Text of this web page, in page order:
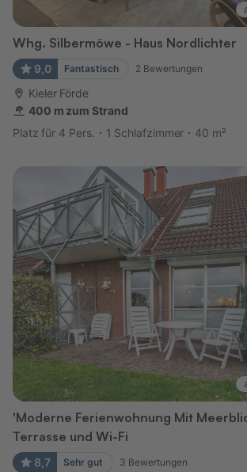
Whg. Silbermöwe - Haus Nordlichter
9,0 Fantastisch 2 Bewertungen
Kieler Förde
400 m zum Strand
Platz für 4 Pers.
1 Schlafzimmer 40 m²
'Moderne Ferienwohnung Mit Meerblick'
Terrasse und Wi-Fi
8,7 Sehr gut 3 Bewertungen